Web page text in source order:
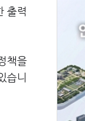
출력
책을
습니